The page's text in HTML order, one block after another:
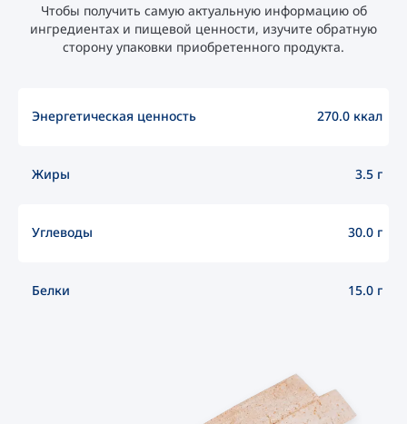
Чтобы получить самую актуальную информацию об
ингредиентах и пищевой ценности, изучите обратную
сторону упаковки приобретенного продукта.
Энергетическая ценность 270.0 ккал
Жиры 3.5 г
Углеводы 30.0 г
Белки 15.0 г